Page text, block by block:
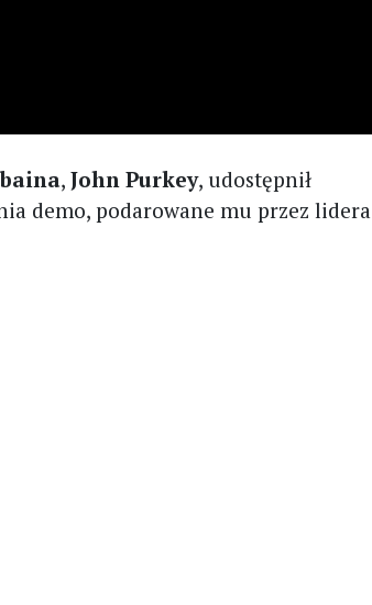
,John Purkey, udostępnił
demo, podarowane mu przez lidera